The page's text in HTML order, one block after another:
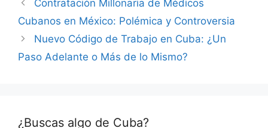
Contratación Millonaria de Médicos
Cubanos en México: Polémica y Controversia
Nuevo Código de Trabajo en Cuba: ¿Un
Paso Adelante o Más de lo Mismo?
¿Buscas algo de Cuba?